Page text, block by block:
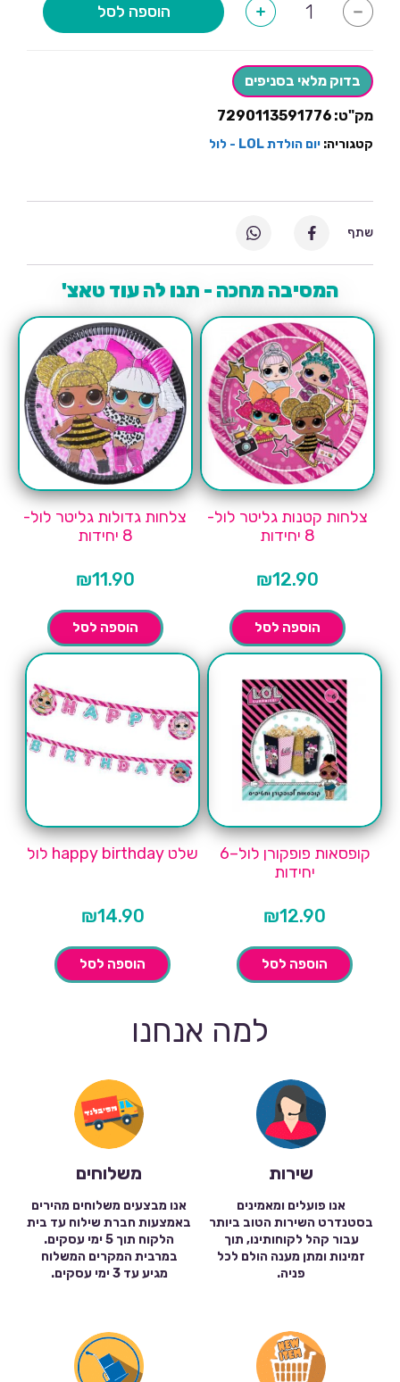
-
של
+ הוספה לסל
בדוק מלאי בסניפים
מק"ט: 7290113591776
קטגוריה: יום הולדת LOL - לול
המסיבה מחכה - תנו לה עוד טאצ'
צלחות קטנות גליטר לול-
8 יחידות
₪12.90
הוספה לסל
צלחות גדולות גליטר לול-
8 יחידות
₪11.90
הוספה לסל
קופסאות פופקורן לול–6
יחידות
₪12.90
הוספה לסל
שלט happy birthday לול
₪14.90
הוספה לסל
שתף
למה אנחנו
שירות
אנו פועלים ומאמינים
בסטנדרט השירות הטוב ביותר
עבור קהל לקוחותינו, תוך
זמינות ומתן מענה הולם לכל
פניה.
משלוחים
אנו מבצעים משלוחים מהירים
באמצעות חברת שילוח עד בית
הלקוח תוך 5 ימי עסקים.
במרבית המקרים המשלוח
מגיע עד 3 ימי עסקים.